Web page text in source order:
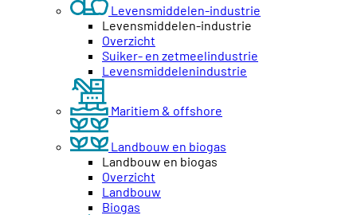
Levensmiddelen-industrie
Levensmiddelen-industrie
Overzicht
Suiker- en zetmeelindustrie
Levensmiddelenindustrie
Maritiem & offshore
Landbouw en biogas
Landbouw en biogas
Overzicht
Landbouw
Biogas